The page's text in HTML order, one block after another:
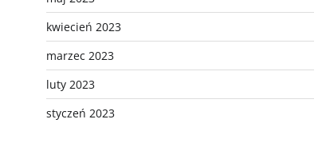
kwiecień 2023
marzec 2023
luty 2023
styczeń 2023